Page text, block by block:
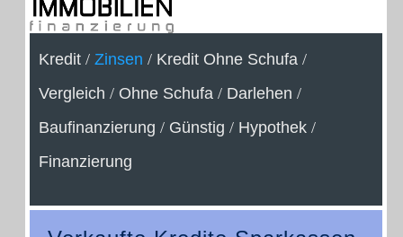
Kredit / Zinsen / Kredit Ohne Schufa /
Vergleich / Ohne Schufa / Darlehen /
Baufinanzierung / Günstig / Hypothek /
Finanzierung